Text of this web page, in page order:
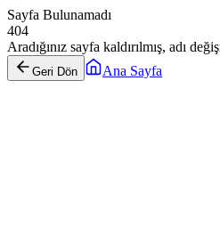
Sayfa Bulunamadı
404
Aradığınız sayfa kaldırılmış, adı
Geri Dön Ana Sayfa